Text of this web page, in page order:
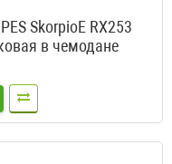
SkorpioE RX253
в чемодане